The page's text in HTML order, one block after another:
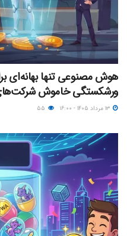
هوش مصنوعی تنها بهانه‌ای
ورشکستگی خاموش